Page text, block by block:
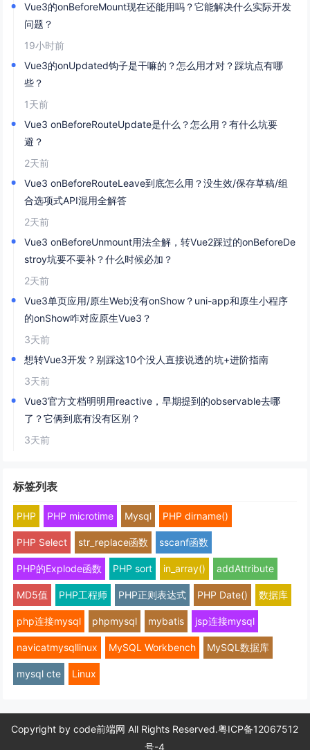
Vue3的onBeforeMount现在还能用吗？它能解决什么实际开发
问题？
19小时前
Vue3的onUpdated钩子是干嘛的？怎么用才对？踩坑点有哪
些？
1天前
Vue3 onBeforeRouteUpdate是什么？怎么用？有什么坑要
避？
2天前
Vue3 onBeforeRouteLeave到底怎么用？没生效/保存草稿/组
合选项式API混用全解答
2天前
Vue3 onBeforeUnmount用法全解，转Vue2踩过的onBeforeDe
stroy坑要不要补？什么时候必加？
2天前
Vue3单页应用/原生Web没有onShow？uni-app和原生小程序
的onShow咋对应原生Vue3？
3天前
想转Vue3开发？别踩这10个没人直接说透的坑+进阶指南
3天前
Vue3官方文档明明用reactive，早期提到的observable去哪
了？它俩到底有没有区别？
3天前
标签列表
PHP PHP microtime Mysql PHP dirname()
PHP Select str_replace函数 sscanf函数
PHP的Explode函数 PHP sort in_array() addAttribute
MD5值 PHP工程师 PHP正则表达式 PHP Date() 数据库
php连接mysql phpmysql mybatis jsp连接mysql
navicatmysqllinux MySQL Workbench MySQL数据库
mysql cte Linux
Copyright bycode前端网 All Rights Reserved.粤ICP备12067512
号-4